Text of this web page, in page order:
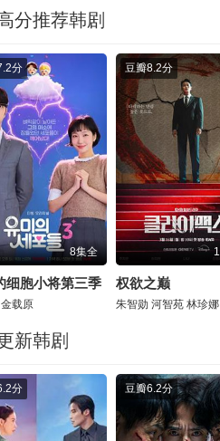
分推荐韩剧
分
8集全
细胞小将第三季
金载原
豆瓣8.2分
权欲之巅
朱智勋 河智苑 林珍娜
新韩剧
分 豆瓣6.2分